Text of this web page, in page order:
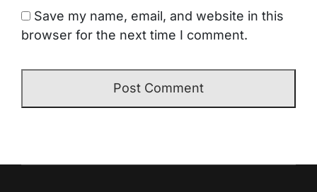
Save my name, email, and website in this
browser for the next time I comment.